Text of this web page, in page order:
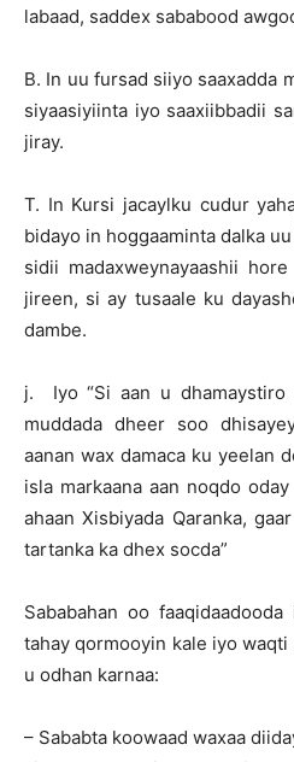
labaad, saddex sababood
B. In uu fursad siiyo saaxadda
siyaasiyiinta iyo saaxiibbadii
jiray.
T. In Kursi jacaylku cudur
bidayo in hoggaaminta dalka
sidii madaxweynayaashii
jireen, si ay tusaale ku
dambe.
j. Iyo “Si aan u dhamaystiro
muddada dheer soo
aanan wax damaca ku yeelan
isla markaana aan noqdo
ahaan Xisbiyada Qaranka,
tartanka ka dhex socda”
Sababahan oo
tahay qormooyin kale iyo
u odhan karnaa:
– Sababta koowaad waxaa